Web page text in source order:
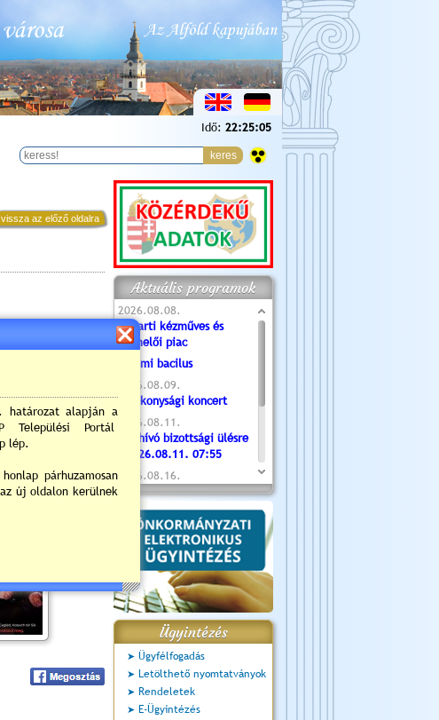
Idő: 22:25:07
vissza az előző oldalra
Aktuális programok
2026.08.08.
Tóparti kézműves és
termelői piac
Valami bacilus
2026.08.09.
Jótékonysági koncert
2026.08.11.
Meghívó bizottsági ülésre
- 2026.08.11. 07:55
2026.08.16.
Újvárosi Közlekedési és
Sportnap
2026.08.19.
Ceglédi fotóklub kiállítás
2026.08.20.
Szent István Ünnepe
Ügyintézés
Ügyfélfogadás
Letölthető nyomtatványok
Rendeletek
E-Ügyintézés